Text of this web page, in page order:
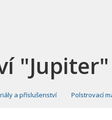
"Jupiter"
a příslušenství Polstrovací